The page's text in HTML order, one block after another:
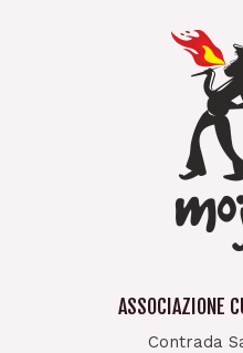
ASSOCIAZIONE
Contrada